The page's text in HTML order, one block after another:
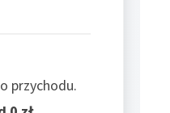
przychodu.